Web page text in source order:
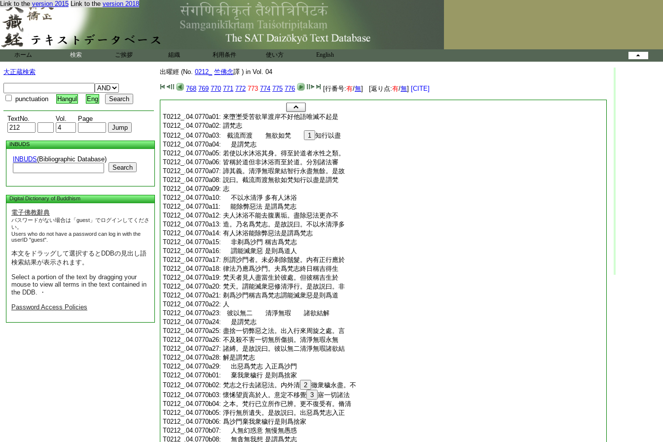
Link to the version 2015 Link to the version 2018
ホーム 検索 ご挨拶 組織 利用条件 使い方 English
大正蔵検索
punctuation Hangul Eng
TextNo. Vol. Page
INBUDS
INBUDS(Bibliographic Database)
Search
Digital Dictionary of Buddhism
電子佛教辭典
パスワードがない場合は「guest」でログインしてくださ
い。
Users who do not have a password can log in with the
userID "guest".
本文をドラッグして選択するとDDBの見出し語
検索結果が表示されます。
Select a portion of the text by dragging your
mouse to view all terms in the text contained in
the DDB. ・
Password Access Policies
出曜經 (No. 0212_ 竺佛念譯 ) in Vol. 04
768 769 770 771 772 773 774 775 776 [行番号:有/無] [返り点:有/無] [CITE]
T0212_.04.0770a01: 來墮壍受苦欲單渡岸不好他語唯滅不起是
T0212_.04.0770a02: 謂梵志
T0212_.04.0770a03:
截流而渡 無欲如梵 1 知行以盡
T0212_.04.0770a04:
是謂梵志
T0212_.04.0770a05: 若使以水沐浴其身。得至於道者水性之類。
T0212_.04.0770a06: 皆稱於道但非沐浴而至於道。分別諸法審
T0212_.04.0770a07: 諦其義。清淨無瑕衆結智行永盡無餘。是故
T0212_.04.0770a08: 説曰。截流而渡無欲如梵知行以盡是謂梵
T0212_.04.0770a09: 志
T0212_.04.0770a10:
不以水清淨 多有人沐浴
T0212_.04.0770a11:
能除弊惡法 是謂爲梵志
T0212_.04.0770a12: 夫人沐浴不能去腹裏垢。盡除惡法更亦不
T0212_.04.0770a13: 造。乃名爲梵志。是故説曰。不以水清淨多
T0212_.04.0770a14: 有人沐浴能除弊惡法是謂爲梵志
T0212_.04.0770a15:
非剃爲沙門 稱吉爲梵志
T0212_.04.0770a16:
謂能滅衆惡 是則爲道人
T0212_.04.0770a17: 所謂沙門者。未必剃除鬚髮。内有正行應於
T0212_.04.0770a18: 律法乃應爲沙門。夫爲梵志終日稱吉得生
T0212_.04.0770a19: 梵天者見人盡當生於彼處。但彼稱吉生於
T0212_.04.0770a20: 梵天。謂能滅衆惡修清淨行。是故説曰。非
T0212_.04.0770a21: 剃爲沙門稱吉爲梵志謂能滅衆惡是則爲道
T0212_.04.0770a22: 人
T0212_.04.0770a23:
彼以無二 清淨無瑕 諸欲結解
T0212_.04.0770a24:
是謂梵志
T0212_.04.0770a25: 盡捨一切弊惡之法。出入行來周旋之處。言
T0212_.04.0770a26: 不及殺不害一切無所傷損。清淨無瑕永無
T0212_.04.0770a27: 諸縛。是故説曰。彼以無二清淨無瑕諸欲結
T0212_.04.0770a28: 解是謂梵志
T0212_.04.0770a29:
出惡爲梵志 入正爲沙門
T0212_.04.0770b01:
棄我衆穢行 是則爲捨家
T0212_.04.0770b02: 梵志之行去諸惡法。内外清 2 徹衆穢永盡。不
T0212_.04.0770b03:懷悕望貢高於人。意定不移覺 3 寤一切諸法
T0212_.04.0770b04: 之本。梵行已立所作已辨。更不復受有。脩清
T0212_.04.0770b05: 淨行無所遺失。是故説曰。出惡爲梵志入正
T0212_.04.0770b06: 爲沙門棄我衆穢行是則爲捨家
T0212_.04.0770b07:
人無幻惑意 無慢無愚惑
T0212_.04.0770b08:
無貪無我想 是謂爲梵志